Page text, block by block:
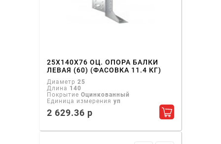
25Х140Х76 ОЦ. ОПОРА БАЛКИ
ЛЕВАЯ (60) (ФАСОВКА 11.4 КГ)
Диаметр 25
Длина 140
Покрытие Оцинкованный
Единица измерения уп
2 629.36 р Добавить в